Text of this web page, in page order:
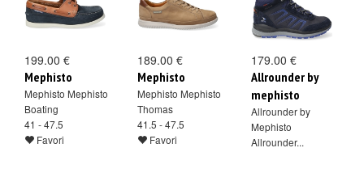
199.00 €
Mephisto
Mephisto Mephisto
Boating
41 - 47.5
Favori
189.00 €
Mephisto
Mephisto Mephisto
Thomas
41.5 - 47.5
Favori
179.00 €
Allrounder by
mephisto
Allrounder by
Mephisto
Allrounder...